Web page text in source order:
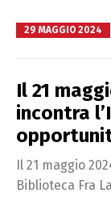
29 MAGGIO 2024
Il 21
incontra
Il 21 maggio
Biblioteca Fra